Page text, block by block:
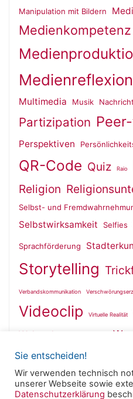
Manipulation mit Bildern
Medienkompetenz
Medienreflexion
Multimedia
Musik
Partizipation
Perspektiven
QR-Code Quiz Raio
Religion
Selbst- und
Selbstwirksamkeit
Selfies
Sprachförderung
Storytelling
Verbandskommunikation
Videoclip Virtuelle Realität
Wahrnehmung
Sie entscheiden!
Wir verwenden technisch
unserer Webseite sowie
Datenschutzerklärung